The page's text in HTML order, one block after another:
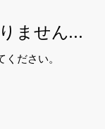
ません…
ださい。